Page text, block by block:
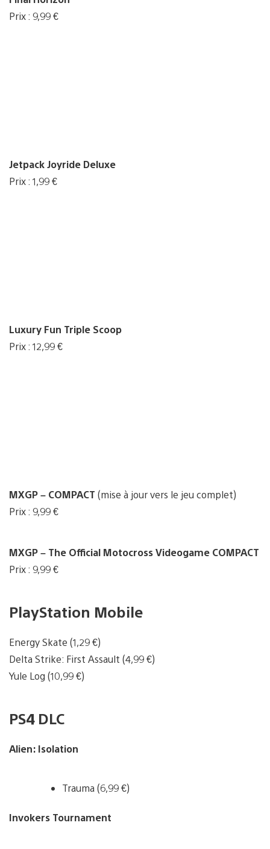
Prix : 9,99 €
Jetpack Joyride Deluxe
Prix : 1,99 €
Luxury Fun Triple Scoop
Prix : 12,99 €
MXGP – COMPACT (mise à jour vers le jeu complet)
Prix : 9,99 €
MXGP – The Official Motocross Videogame COMPACT
Prix : 9,99 €
PlayStation Mobile
Energy Skate (1,29 €)
Delta Strike: First Assault (4,99 €)
Yule Log (10,99 €)
PS4 DLC
Alien: Isolation
Trauma (6,99 €)
Invokers Tournament